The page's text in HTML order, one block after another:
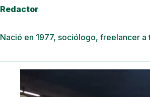
Redactor
Nació en 1977, sociólogo, freelancer